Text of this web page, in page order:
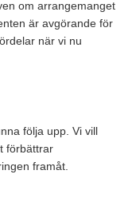
om arrangemanget
är avgörande för
när vi nu
följa upp. Vi vill
förbättrar
framåt.